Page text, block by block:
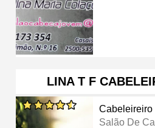
LINA T F
Cabeleireiro
Salão De